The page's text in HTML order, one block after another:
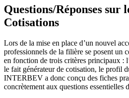
Questions/Réponses sur
Cotisations
Lors de la mise en place d’un nouvel
professionnels de la filière se posent un
en fonction de trois critères principaux :
le fait générateur de cotisation, le profil
INTERBEV a donc conçu des fiches
concrètement aux questions essentielles